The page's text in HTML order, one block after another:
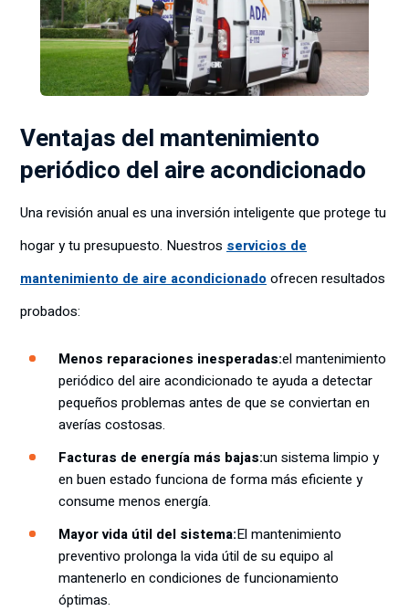
Ventajas del mantenimiento
periódico del aire acondicionado
Una revisión anual es una inversión inteligente que protege tu
hogar y tu presupuesto. Nuestros servicios de
mantenimiento de aire acondicionado ofrecen resultados
probados:
Menos reparaciones inesperadas:el mantenimiento
periódico del aire acondicionado te ayuda a detectar
pequeños problemas antes de que se conviertan en
averías costosas.
Facturas de energía más bajas:un sistema limpio y
en buen estado funciona de forma más eficiente y
consume menos energía.
Mayor vida útil del sistema:El mantenimiento
preventivo prolonga la vida útil de su equipo al
mantenerlo en condiciones de funcionamiento
óptimas.